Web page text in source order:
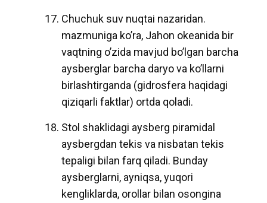
Chuchuk suv nuqtai nazaridan.
mazmuniga ko’ra, Jahon okeanida bir
vaqtning o’zida mavjud bo’lgan barcha
aysberglar barcha daryo va ko’llarni
birlashtirganda (gidrosfera haqidagi
qiziqarli faktlar) ortda qoladi.
Stol shaklidagi aysberg piramidal
aysbergdan tekis va nisbatan tekis
tepaligi bilan farq qiladi. Bunday
aysberglarni, ayniqsa, yuqori
kengliklarda, orollar bilan osongina